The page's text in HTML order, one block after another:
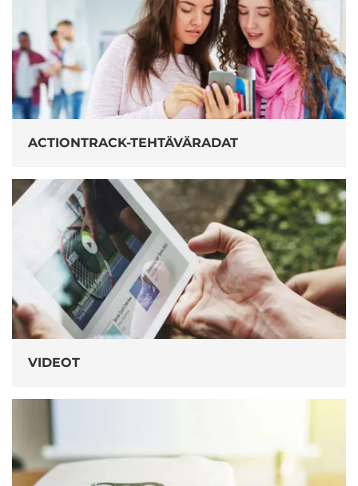
ACTIONTRACK-TEHTÄVÄRADAT
VIDEOT